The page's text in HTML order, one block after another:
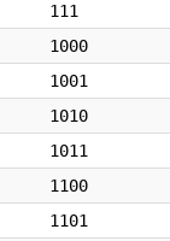
111
1000
1001
1010
1011
1100
1101